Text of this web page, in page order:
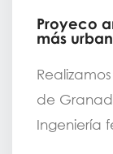
Proyeco
más
de
Ingeniería